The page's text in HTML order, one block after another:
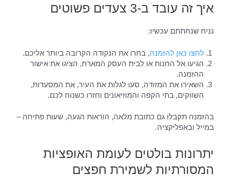
איך זה עובד ב-3 צעדים פשוטים
נניח שנחתתם עכשיו:
לחצו כאן להזמנה, בחרו את הנקודה הקרובה ביותר אליכם.
הגיעו אל החנות או לבית העסק המארח, הציגו את אישור
ההזמנה.
השאירו את המזודה, סעו לגלות את העיר, את המסעדות,
השווקים, בתי הקפה והמוזיאונים וחזרו כשנוח לכם.
בהזמנה תקבלו גם כתובת מלאה, הוראות הגעה, שעות פתיחה –
במייל ובאפליקציה.
יתרונות בולטים לעומת האופציות
המסורתיות לשמירת חפצים